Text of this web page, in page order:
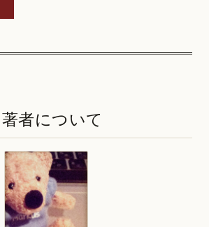
著者について